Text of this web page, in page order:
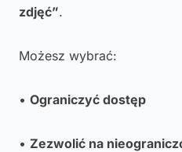
zdjęć”.
Możesz wybrać:
• Ograniczyć dostęp
• Zezwolić na